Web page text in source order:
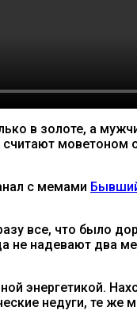
в золоте, а
считают моветоном
с мемами
все, что было
не надевают два
энергетикой.
недуги, те же